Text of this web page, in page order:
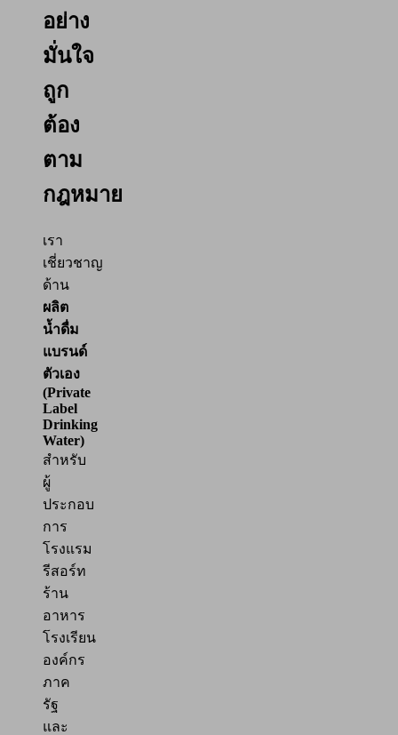
อย่าง
มั่นใจ
ถูก
ต้อง
ตาม
กฎหมาย
เรา
เชี่ยวชาญ
ด้าน
ผลิต
น้ำดื่ม
แบรนด์
ตัวเอง
(Private
Label
Drinking
Water)
สำหรับ
ผู้
ประกอบ
การ
โรงแรม
รีสอร์ท
ร้าน
อาหาร
โรงเรียน
องค์กร
ภาค
รัฐ
และ